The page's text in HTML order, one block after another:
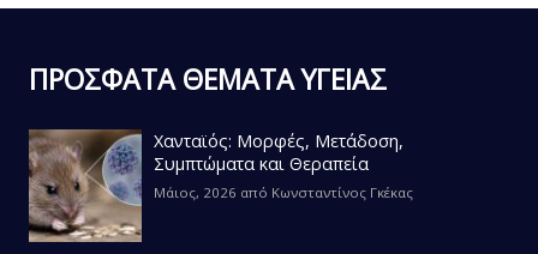
ΠΡΟΣΦΑΤΑ ΘΕΜΑΤΑ ΥΓΕΙΑΣ
Χανταϊός: Μορφές, Μετάδοση,
Συμπτώματα και Θεραπεία
Μάιος, 2026 από Κωνσταντίνος Γκέκας